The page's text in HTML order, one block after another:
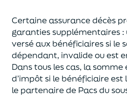
Certaine assurance décès
garanties supplémentaires :
versé aux bénéficiaires si le
dépendant, invalide ouest
Dans tous les cas, la somme
d’impôt si le bénéficiaire est
le partenaire de Pacsdu